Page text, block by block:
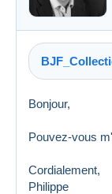
Bonjour,
Pouvez-vous
Cordialement,
Philippe